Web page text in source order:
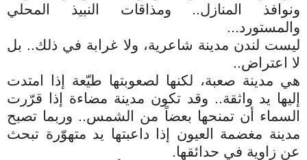
ونوافذ المنازل.. ومذاقات النبيذ المحلي
والمستورد...
ليست لندن مدينة شاعرية، ولا غرابة في ذلك.. بل
لا اعتراض..
هي مدينة صعبة، لكنها لصعوبتها طيّعة إذا امتدت
إليها يد واثقة.. وقد تكون مدينة مضاءة إذا قرّرت
السماء أن تمنحها بعضاً من الشمس.. وربما تصبح
مدينة مغضمة العيون إذا داعبتها يد متهوّرة تبحث
عن زاوية في حدائقها.